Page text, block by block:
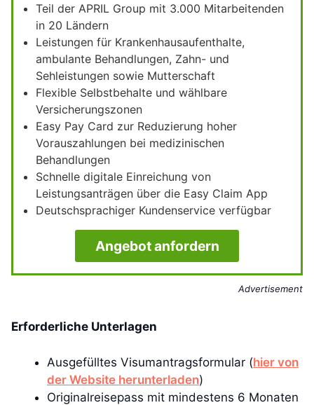
Teil der APRIL Group mit 3.000 Mitarbeitenden
in 20 Ländern
Leistungen für Krankenhausaufenthalte,
ambulante Behandlungen, Zahn- und
Sehleistungen sowie Mutterschaft
Flexible Selbstbehalte und wählbare
Versicherungszonen
Easy Pay Card zur Reduzierung hoher
Vorauszahlungen bei medizinischen
Behandlungen
Schnelle digitale Einreichung von
Leistungsanträgen über die Easy Claim App
Deutschsprachiger Kundenservice verfügbar
Angebot anfordern
Advertisement
Erforderliche Unterlagen
Ausgefülltes Visumantragsformular (hier von
der Website herunterladen)
Originalreisepass mit mindestens 6 Monaten